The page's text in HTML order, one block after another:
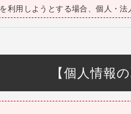
利用しようとする場合、個人・
Lステップの利用が適当でないと
【個人情報